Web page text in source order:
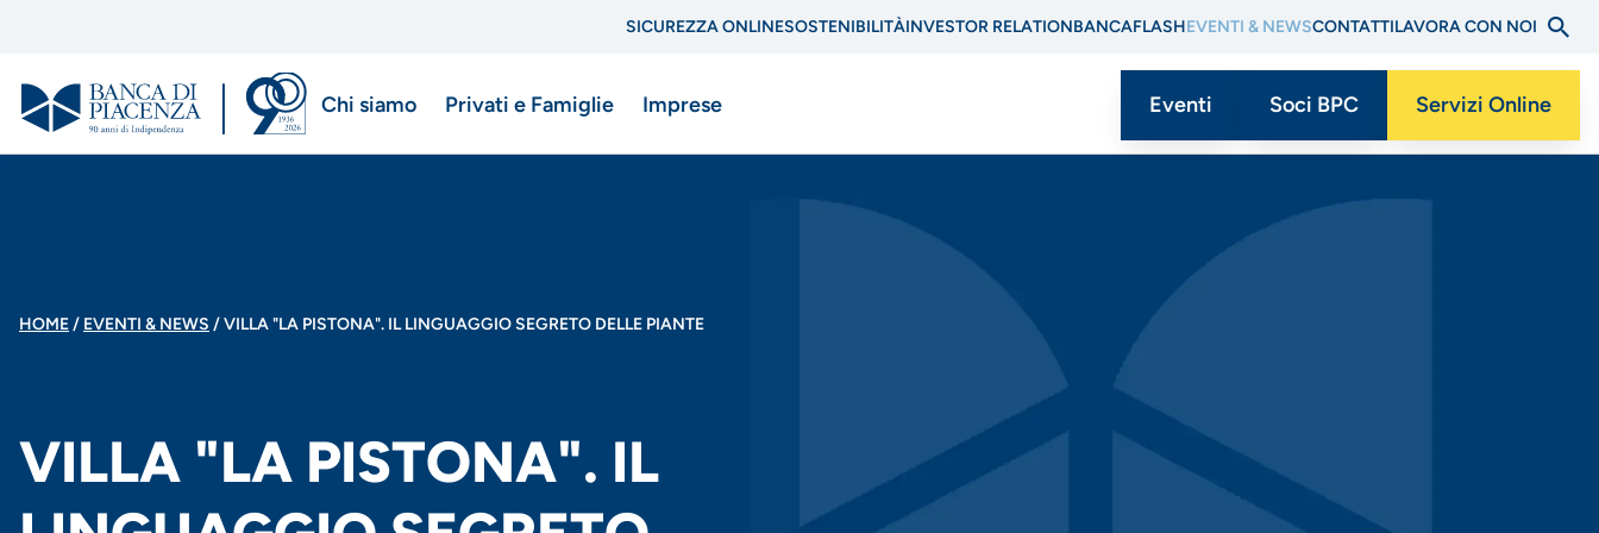
contenuto
principale
di
navigazione
servizio
SICUREZZA ONLINESOSTENIBILITÀINVESTOR RELATIONBANCAFLASHEVENTI & NEWSCONTATTILAVORA CON NOI
Menu
principale
Chi siamo Privati e Famiglie Imprese
Menu
Eventi Soci BPC Servizi Online
BRICIOLE
PANE
HOME EVENTI & NEWS VILLA "LA PISTONA". IL LINGUAGGIO SEGRETO DELLE PIANTE
VILLA "LA PISTONA". IL